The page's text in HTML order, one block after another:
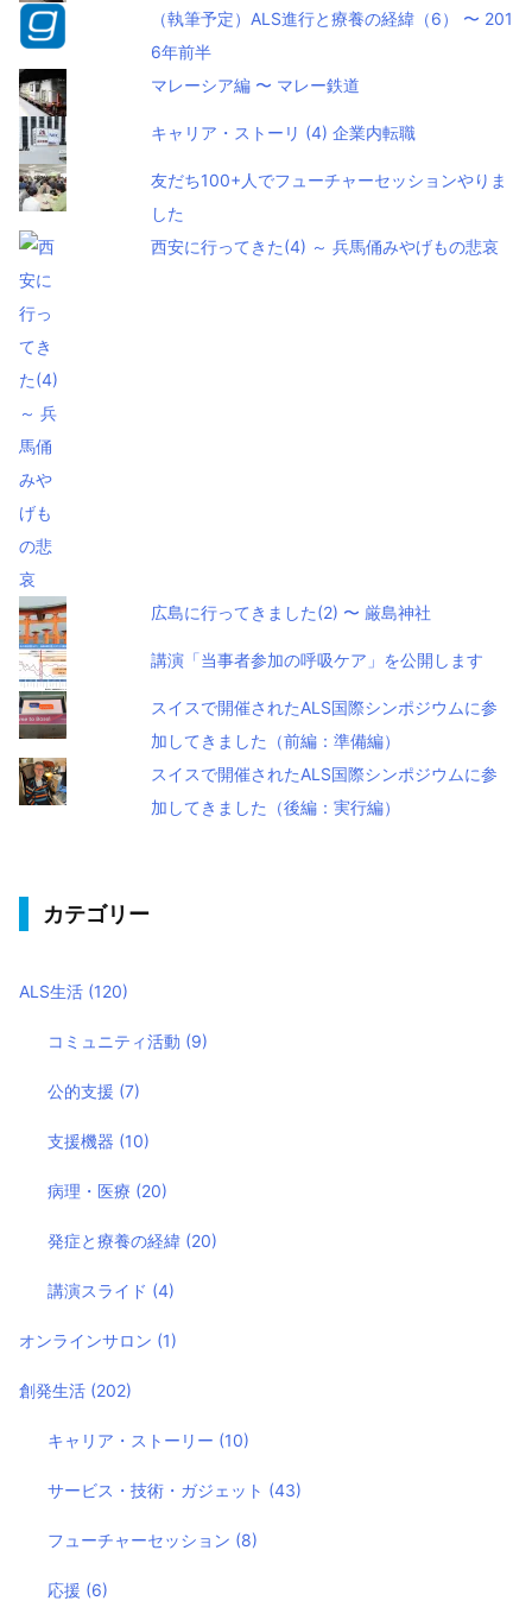
（執筆予定）ALS進行と療養の経緯（6） 〜 201
6年前半
マレーシア編 〜 マレー鉄道
キャリア・ストーリ (4) 企業内転職
友だち100+人でフューチャーセッションやりま
した
西安に行ってきた(4) ～ 兵馬俑みやげもの悲哀
広島に行ってきました(2) 〜 厳島神社
講演「当事者参加の呼吸ケア」を公開します
スイスで開催されたALS国際シンポジウムに参
加してきました（前編：準備編）
スイスで開催されたALS国際シンポジウムに参
加してきました（後編：実行編）
カテゴリー
ALS生活 (120)
コミュニティ活動 (9)
公的支援 (7)
支援機器 (10)
病理・医療 (20)
発症と療養の経緯 (20)
講演スライド (4)
オンラインサロン (1)
創発生活 (202)
キャリア・ストーリー (10)
サービス・技術・ガジェット (43)
フューチャーセッション (8)
応援 (6)